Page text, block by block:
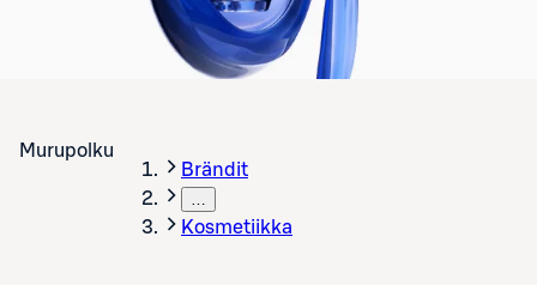
Murupolku
Brändit
Kosmetiikka